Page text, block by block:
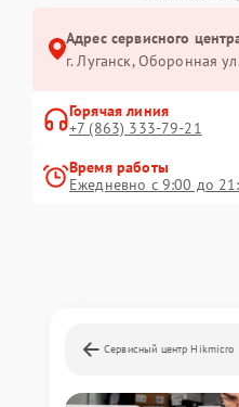
Адрес сервисного
г. Луганск, Оборонная
Горячая линия
+7 (863) 333-79-21
Время работы
Ежедневно с 9:00 до
Сервисный центр Hikmicro